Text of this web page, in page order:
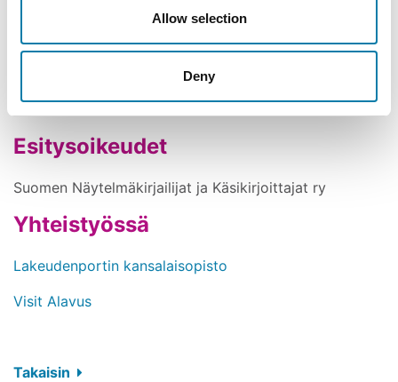
Allow selection
Deny
janvuore@hotmail.com
puh: 040 834 7503 (klo 14–17)
www.tohnintouhuteatteri.fiAvaa uudessa ikkunassa
Avaa uudessa
Esitysoikeudet
Suomen Näytelmäkirjailijat ja Käsikirjoittajat ry
Yhteistyössä
Lakeudenportin kansalaisopisto
Visit AlavusAvaa uudessa ikkunassa
Takaisin